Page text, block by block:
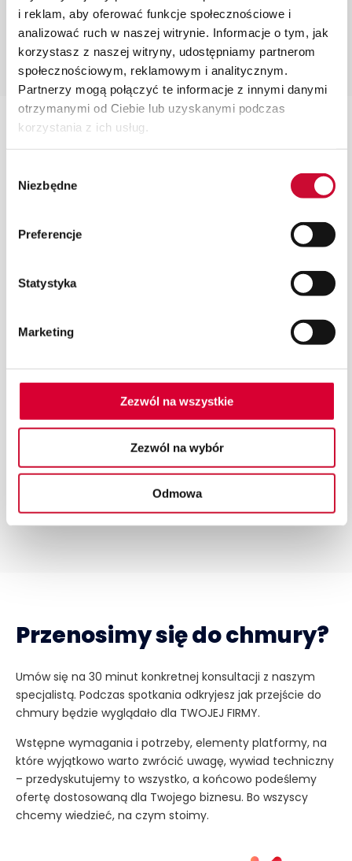
i reklam, aby oferować funkcje społecznościowe i
analizować ruch w naszej witrynie. Informacje o tym, jak
korzystasz z naszej witryny, udostępniamy partnerom
społecznościowym, reklamowym i analitycznym.
Partnerzy mogą połączyć te informacje z innymi danymi
otrzymanymi od Ciebie lub uzyskanymi podczas
korzystania z ich usług.
zgody
Niezbędne
Preferencje
Statystyka
Marketing
Zezwól na wszystkie
Zezwól na wybór
Odmowa
sekcji
Migracje)
Dlaczego SUPREMIS?
Model Infrastructure-as-a-Service to tylko część z
możliwości, które daje SUPREMIS Cloud Platform. Z nami
zadbasz o wydajność, bezpieczeństwo i rozwój swojego
Zaufany partner SAP Business One
Jesteśmy największym partnerem w Polsce i regionie
projektów SAP Business One.
Indywidualne podejście
Dopasowujemy infrastrukturę do wymagań Twojego
biznesu, rozumiejąc kontekst, branżę i system,
Przenosimy się do chmury?
Umów się na 30 minut konkretnej konsultacji z naszym
specjalistą. Podczas spotkania odkryjesz jak przejście do
chmury będzie wyglądało dla TWOJEJ FIRMY.
Wstępne wymagania i potrzeby, elementy platformy, na
które wyjątkowo warto zwrócić uwagę, wywiad techniczny
– przedyskutujemy to wszystko, a końcowo podeślemy
ofertę dostosowaną dla Twojego biznesu. Bo wszyscy
chcemy wiedzieć, na czym stoimy.